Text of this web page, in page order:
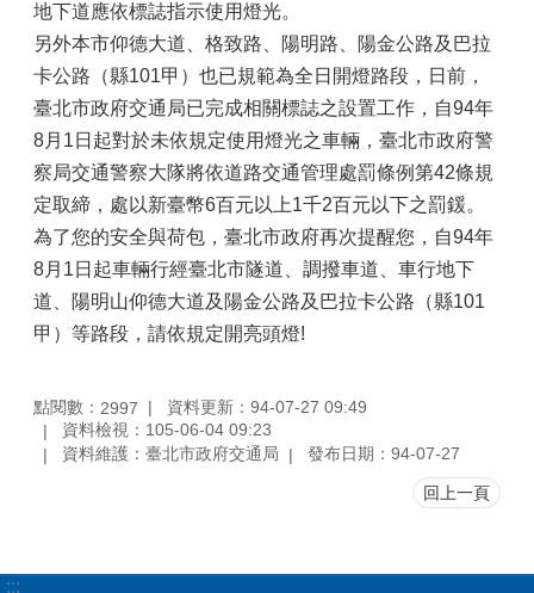
地下道應依標誌指示使用燈光。
另外本市仰德大道、格致路、陽明路、陽金公路及巴拉
卡公路（縣101甲）也已規範為全日開燈路段，日前，
臺北市政府交通局已完成相關標誌之設置工作，自94年
8月1日起對於未依規定使用燈光之車輛，臺北市政府警
察局交通警察大隊將依道路交通管理處罰條例第42條規
定取締，處以新臺幣6百元以上1千2百元以下之罰鍰。
為了您的安全與荷包，臺北市政府再次提醒您，自94年
8月1日起車輛行經臺北市隧道、調撥車道、車行地下
道、陽明山仰德大道及陽金公路及巴拉卡公路（縣101
甲）等路段，請依規定開亮頭燈!
點閱數： 2997
資料更新：94-07-27 09:49
資料檢視：105-06-04 09:23
資料維護：臺北市政府交通局
發布日期：94-07-27
回上一頁
:::